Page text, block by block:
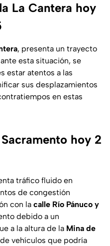
La Cantera hoy
, presenta un trayecto
esta situación, se
estar atentos a las
sus desplazamientos
en estas
hoy 2
tráfico fluido en
de congestión
con la calle Río Pánuco y
debido a un
a la altura de la Mina de
vehículos que podría